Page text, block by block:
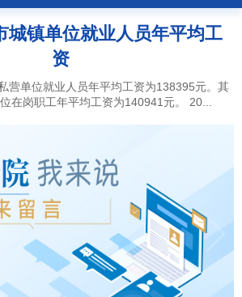
城镇单位就业人员年平均工
资
营单位就业人员年平均工资为138395元。其
在岗职工年平均工资为140941元。 20...